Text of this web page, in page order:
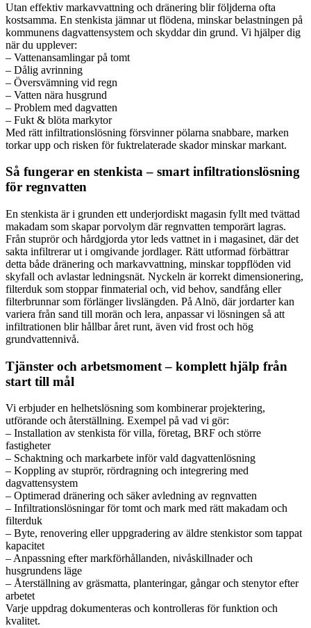
Utan effektiv markavvattning och dränering blir följderna ofta
kostsamma. En stenkista jämnar ut flödena, minskar belastningen på
kommunens dagvattensystem och skyddar din grund. Vi hjälper dig
när du upplever:
– Vattenansamlingar på tomt
– Dålig avrinning
– Översvämning vid regn
– Vatten nära husgrund
– Problem med dagvatten
– Fukt & blöta markytor
Med rätt infiltrationslösning försvinner pölarna snabbare, marken
torkar upp och risken för fuktrelaterade skador minskar markant.
Så fungerar en stenkista – smart infiltrationslösning
för regnvatten
En stenkista är i grunden ett underjordiskt magasin fyllt med tvättad
makadam som skapar porvolym där regnvatten temporärt lagras.
Från stuprör och hårdgjorda ytor leds vattnet in i magasinet, där det
sakta infiltrerar ut i omgivande jordlager. Rätt utformad förbättrar
detta både dränering och markavvattning, minskar toppflöden vid
skyfall och avlastar ledningsnät. Nyckeln är korrekt dimensionering,
filterduk som stoppar finmaterial och, vid behov, sandfång eller
filterbrunnar som förlänger livslängden. På Alnö, där jordarter kan
variera från sand till morän och lera, anpassar vi lösningen så att
infiltrationen blir hållbar året runt, även vid frost och hög
grundvattennivå.
Tjänster och arbetsmoment – komplett hjälp från
start till mål
Vi erbjuder en helhetslösning som kombinerar projektering,
utförande och återställning. Exempel på vad vi gör:
– Installation av stenkista för villa, företag, BRF och större
fastigheter
– Schaktning och markarbete inför vald dagvattenlösning
– Koppling av stuprör, rördragning och integrering med
dagvattensystem
– Optimerad dränering och säker avledning av regnvatten
– Infiltrationslösningar för tomt och mark med rätt makadam och
filterduk
– Byte, renovering eller uppgradering av äldre stenkistor som tappat
kapacitet
– Anpassning efter markförhållanden, nivåskillnader och
husgrundens läge
– Återställning av gräsmatta, planteringar, gångar och stenytor efter
arbetet
Varje uppdrag dokumenteras och kontrolleras för funktion och
kvalitet.